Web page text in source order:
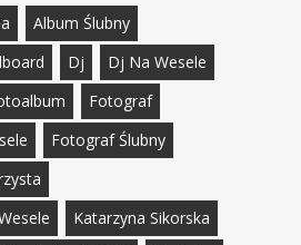
Album Ślubny
Dj
Dj Na Wesele
Fotograf
Fotograf Ślubny
Katarzyna Sikorska